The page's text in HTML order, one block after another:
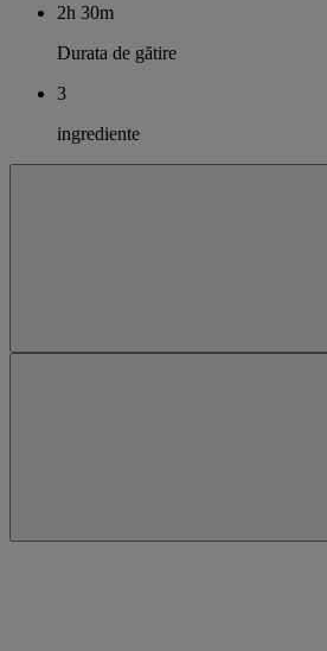
2h 30m
Durata de gătire
3
ingrediente